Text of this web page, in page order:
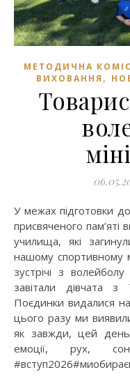
МЕТОДИЧНА
ВИХОВАННЯ ,
У межах підготовки до турніру з вуличного волейболу,
присвяченого пам’яті
училища, які
нашому спортивному
зустрічі з
завітали дівчата
Поєдинки видалися
цього разу ми
як завжди, цей день
емоції, рух,